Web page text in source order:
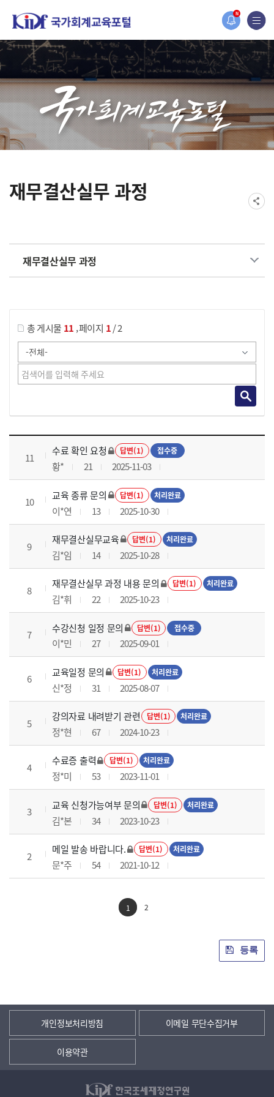
N
홈페이지가 새롭게 개편되었습니다.
한국조세재정연구원홈페이지가 새롭게 개설되었습니다.
재무결산실무 과정
재무결산실무 과정
총 게시물 11 ,페이지 1/ 2
재무결산실무 과정 목록 으로 번호, 제목, 작성자, 조회수, 등록 일로 나열 되고 있습니다.
11
수료 확인 요청 답변(1) 접수중
황* 21 2025-11-03
10
교육 종류 문의 답변(1) 처리완료
이*연 13 2025-10-30
9
재무결산실무교육 답변(1) 처리완료
김*임 14 2025-10-28
8
재무결산실무 과정 내용 문의 답변(1) 처리완료
김*휘 22 2025-10-23
7
수강신청 일정 문의 답변(1) 접수중
이*민 27 2025-09-01
6
교육일정 문의 답변(1) 처리완료
신*정 31 2025-08-07
5
강의자료 내려받기 관련 답변(1) 처리완료
정*현 67 2024-10-23
4
수료증 출력 답변(1) 처리완료
정*미 53 2023-11-01
3
교육 신청가능여부 문의 답변(1) 처리완료
김*본 34 2023-10-23
2
메일 발송 바랍니다. 답변(1) 처리완료
문*주 54 2021-10-12
1 2
등록
개인정보처리방침 이메일 무단수집거부
이용약관